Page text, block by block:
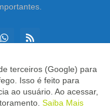
Brasília
LGPD EXPEDIENTE
terceiros (Google) para
Isso é feito para
ao usuário. Ao acessar,
Saiba Mais